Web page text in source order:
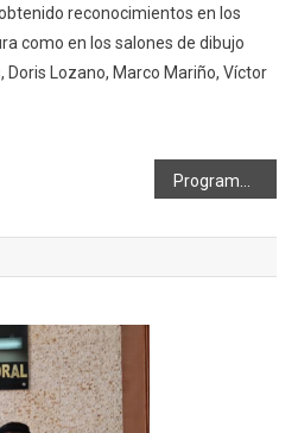
reconocimientos en los
como en los salones de dibujo
Lozano, Marco Mariño, Víctor
Programa de educación ambiental se socializó a los moradores del barrio Las Abras